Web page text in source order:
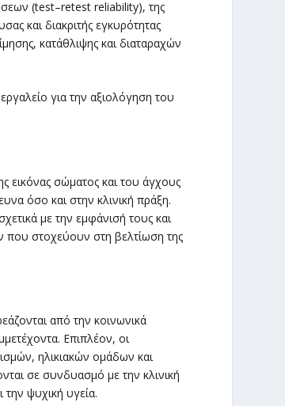
(test–retest reliability), της
και διακριτής εγκυρότητας
κατάθλιψης και διαταραχών
για την αξιολόγηση του
σώματος και του άγχους
όσο και στην κλινική πράξη.
με την εμφάνισή τους και
που στοχεύουν στη βελτίωση της
από την κοινωνικά
Επιπλέον, οι
ηλικιακών ομάδων και
σε συνδυασμό με την κλινική
ψυχική υγεία.